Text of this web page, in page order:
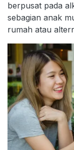
berpusat pada
sebagian anak
rumah atau